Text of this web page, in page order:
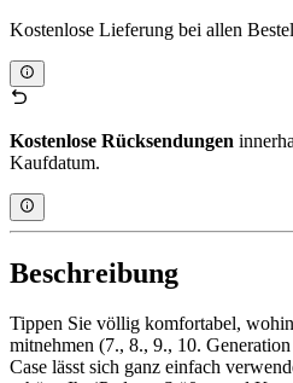
Kostenlose Lieferung bei allen
Kostenlose Rücksendungen
Kaufdatum.
Beschreibung
Tippen Sie völlig komfortabel,
mitnehmen (7., 8., 9., 10.
Case lässt sich ganz einfach